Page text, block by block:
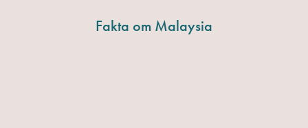
Fakta om Malaysia